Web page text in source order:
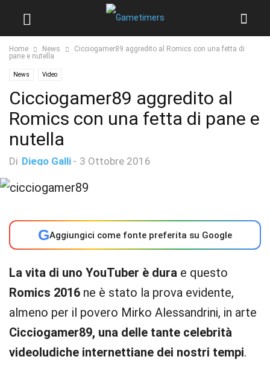
Home News
Cicciogamer89 aggredito al Romics con una fetta di
pane e nutella
News Video
Cicciogamer89 aggredito al
Romics con una fetta di pane e
nutella
Di Diego Galli - 3 Ottobre 2016
GAggiungici come fonte preferita su Google
La vita di uno YouTuber è dura e questo
Romics 2016 ne è stato la prova evidente,
almeno per il povero Mirko Alessandrini, in arte
Cicciogamer89, una delle tante celebrità
videoludiche internettiane dei nostri tempi.